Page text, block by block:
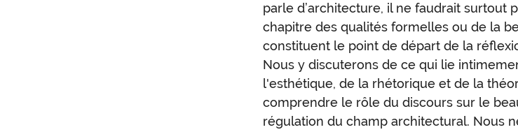
parle d’architecture, il ne faudrait surtout
chapitre des qualités formelles ou de la
constituent le point de départ de la
Nous y discuterons de ce qui lie
l'esthétique, de la rhétorique et de la
comprendre le rôle du discours sur le
régulation du champ architectural. Nous